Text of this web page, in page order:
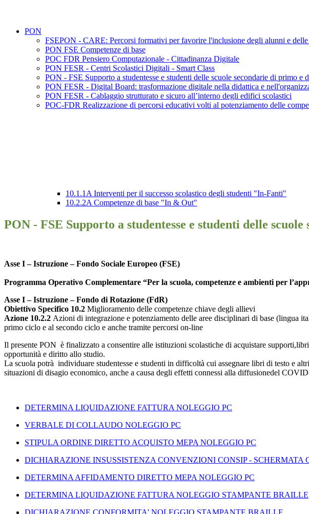
PON
FSEPON - CARE: Percorsi formativi per favorire l'inclusione degli alunni e
PON FSE Competenze di base
POC FDR Pensiero Computazionale - Cittadinanza Digitale
PON FESR - Centri Scolastici Digitali - Smart Class
PON - FSE Supporto a studentesse e studenti delle scuole secondarie di primo
PON FESR - Digital Board: trasformazione digitale nella didattica e
PON FESR - Cablaggio strutturato e sicuro all’interno degli edifici scolastici
POC-FDR Realizzazione di percorsi educativi volti al potenziamento delle
10.1.1A Interventi per il successo scolastico degli studenti "In-Fanti"
10.2.2A Competenze di base "In & Out"
PON - FSE Supporto a studentesse e studenti delle
Asse I – Istruzione – Fondo Sociale Europeo (FSE)
Programma Operativo Complementare “Per la scuola, competenze e ambienti per
Asse I – Istruzione – Fondo di Rotazione (FdR)
Obiettivo Specifico 10.2 Miglioramento delle competenze chiave degli allievi
Azione 10.2.2 Azioni di integrazione e potenziamento delle aree disciplinari di base (lingua
primo ciclo e al secondo ciclo e anche tramite percorsi on-line
Il presente PON è finalizzato a consentire alle istituzioni scolastiche di acquistare
opportunità e diritto allo studio.
La scuola potrà individuare studentesse e studenti in difficoltà cui assegnare libri di testo e
situazioni di disagio economico, anche a causa degli effetti connessi alla diffusionedel
DETERMINA LIQUIDAZIONE FATTURA NOLEGGIO PC
VERBALE DI COLLAUDO NOLEGGIO PC
STIPULA ORDINE DIRETTO ACQUISTO MEPA NOLEGGIO PC
DICHIARAZIONE INSUSSISTENZA CONVENZIONI CONSIP - SCHERMATA
DETERMINA AFFIDAMENTO DIRETTO MEPA NOLEGGIO PC
DETERMINA LIQUIDAZIONE FATTURA NOLEGGIO STAMPANTE BRAILLE